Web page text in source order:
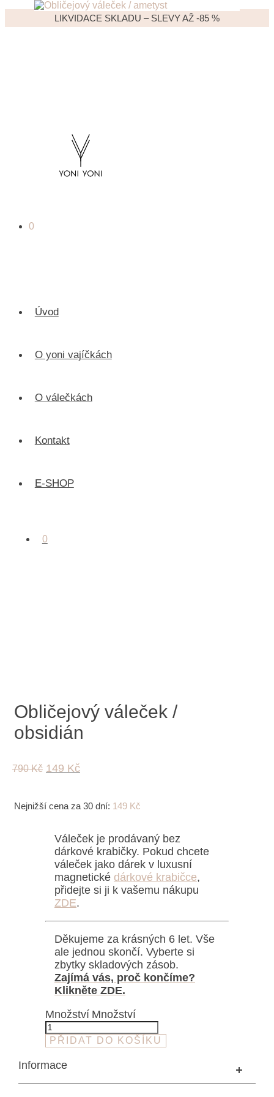
LIKVIDACE SKLADU – SLEVY AŽ -85 %
0
Úvod
O yoni vajíčkách
O válečkách
Kontakt
E-SHOP
0
Obličejový váleček /
obsidián
790Kč Original
790 Kč.
149 KčCurrent
149 Kč.
Nejnižší cena za 30 dní: 149 Kč
Váleček je prodávaný bez
dárkové krabičky. Pokud chcete
váleček jako dárek v luxusní
magnetické dárkové krabičce,
přidejte si ji k vašemu nákupu
ZDE.
Děkujeme za krásných 6 let. Vše
ale jednou skončí. Vyberte si
zbytky skladových zásob.
Zajímá vás, proč končíme?
Klikněte ZDE.
Množství Množství
PŘIDAT DO KOŠÍKU
Informace